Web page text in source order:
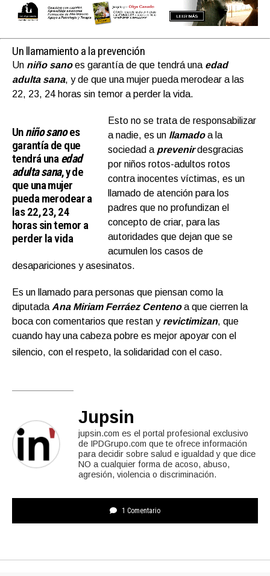
Un llamamiento a la prevención
Un niño sano es garantía de que tendrá una edad
adulta sana, y de que una mujer pueda merodear a las
22, 23, 24 horas sin temor a perder la vida.
Unniño sano es
garantía de que
tendrá unaedad
adulta sana, y de
que una mujer
pueda merodear a
las 22, 23, 24
horas sin temor a
perder la vida
Esto no se trata de responsabilizar
a nadie, es un llamadoa la
sociedad a prevenir desgracias
por niños rotos-adultos rotos
contra inocentes víctimas, es un
llamado de atención para los
padres que no profundizan el
concepto de criar, para las
autoridades que dejan que se
acumulen los casos de
desapariciones y asesinatos.
Es un llamado para personas que piensan como la
diputada Ana Miriam Ferráez Centenoa que cierren la
boca con comentarios que restan y revictimizan, que
cuando hay una cabeza pobre es mejor apoyar con el
silencio, con el respeto, la solidaridad con el caso.
Jupsin
jupsin.com es el portal profesional exclusivo
de IPDGrupo.com que te ofrece información
para decidir sobre salud e igualdad y que dice
NO a cualquier forma de acoso, abuso,
agresión, violencia o discriminación.
1 Comentario